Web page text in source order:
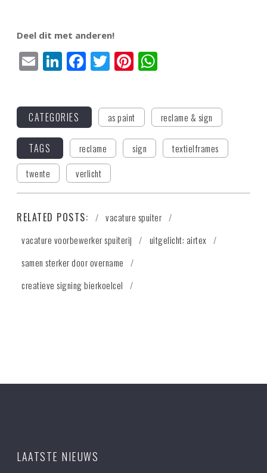
Deel dit met anderen!
EmailLinkedIn
Facebook
TwitterPinterest
CATEGORIES as paint reclame & sign
TAGS reclame sign
textielframes
twente
verlicht
RELATED POSTS:
vacature spuiter
vacature voorbewerker spuiterij
uitgelicht: airtex
samen sterker door overname
creatieve signing bierkoelcel
LAATSTE NIEUWS